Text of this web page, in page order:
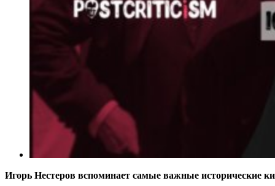
Игорь Нестеров вспоминает самые важные исторические